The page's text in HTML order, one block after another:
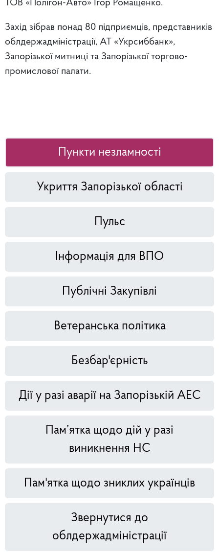
ТОВ «Полігон-Авто» Ігор Ромащенко.
Захід зібрав понад 80 підприємців, представників
облдержадміністрації, АТ «Укрсиббанк»,
Запорізької митниці та Запорізької торгово-
промислової палати.
Пункти незламності
Укриття Запорізької області
Пульс
Інформація для ВПО
Публічні Закупівлі
Ветеранська політика
Безбар'єрність
Дії у разі аварії на Запорізькій АЕС
Пам’ятка щодо дій у разі
виникнення НС
Пам'ятка щодо зниклих українців
Звернутися до
облдержадміністрації